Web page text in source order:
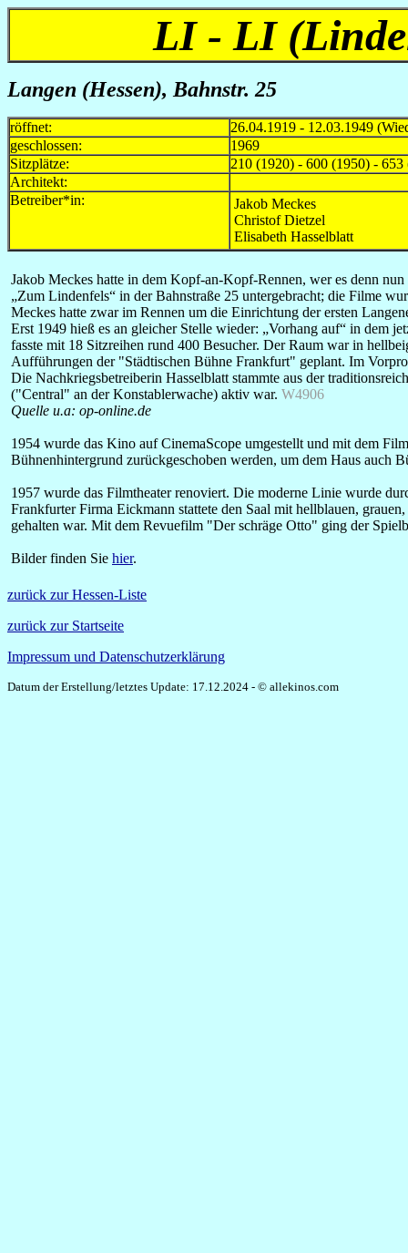
LI - LI
Langen (Hessen), Bahnstr. 25
röffnet:
26.04.1919 - 12.03.1949
geschlossen:
1969
Sitzplätze:
210 (1920) - 600 (1950) -
Architekt:
Betreiber*in:
Jakob Meckes
Christof Dietzel
Elisabeth Hasselblatt
Jakob Meckes hatte in dem Kopf-an-Kopf-Rennen, wer es denn
„Zum Lindenfels“ in der Bahnstraße 25 untergebracht; die Filme
Meckes hatte zwar im Rennen um die Einrichtung der ersten
Erst 1949 hieß es an gleicher Stelle wieder: „Vorhang auf“ in dem
fasste mit 18 Sitzreihen rund 400 Besucher. Der Raum war in
Aufführungen der "Städtischen Bühne Frankfurt" geplant. Im
Die Nachkriegsbetreiberin Hasselblatt stammte aus der
("Central" an der Konstablerwache) aktiv war. W4906
Quelle u.a: op-online.de
1954 wurde das Kino auf CinemaScope umgestellt und mit dem
Bühnenhintergrund zurückgeschoben werden, um dem Haus
1957 wurde das Filmtheater renoviert. Die moderne Linie wurde
Frankfurter Firma Eickmann stattete den Saal mit hellblauen,
gehalten war. Mit dem Revuefilm "Der schräge Otto" ging der
Bilder finden Sie hier.
zurück zur Hessen-Liste
zurück zur Startseite
Impressum und Datenschutzerklärung
Datum der Erstellung/letztes Update: 17.12.2024 - © allekinos.com